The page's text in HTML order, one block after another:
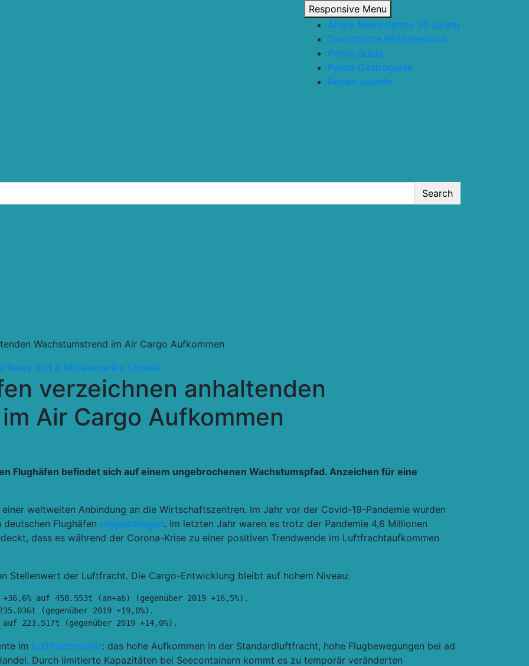
Responsive Menu
Ältere News (letzte 20 Jahre)
Touristische Bilddatenbank
Palma.Guide
Palma Gastroguide
Reisen buchen
Search
Wachstumstrend im Air Cargo Aufkommen
News Süd & Mittelamerika Umwelt
verzeichnen anhaltenden
Air Cargo Aufkommen
Flughäfen befindet sich auf einem ungebrochenen Wachstumspfad. Anzeichen für eine
weltweiten Anbindung an die Wirtschaftszentren. Im Jahr vor der Covid-19-Pandemie wurden
deutschen Flughäfen umgeschlagen. Im letzten Jahr waren es trotz der Pandemie 4,6 Millionen
dass es während der Corona-Krise zu einer positiven Trendwende im Luftfrachtaufkommen
Stellenwert der Luftfracht. Die Cargo-Entwicklung bleibt auf hohem Niveau:
auf 458.553t (an+ab) (gegenüber 2019 +16,5%).
(gegenüber 2019 +19,0%).
223.517t (gegenüber 2019 +14,0%).
im Luftfrachtmarkt: das hohe Aufkommen in der Standardluftfracht, hohe Flugbewegungen bei ad
Durch limitierte Kapazitäten bei Seecontainern kommt es zu temporär veränderten